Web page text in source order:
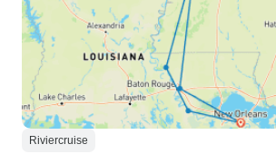
Riviercruise